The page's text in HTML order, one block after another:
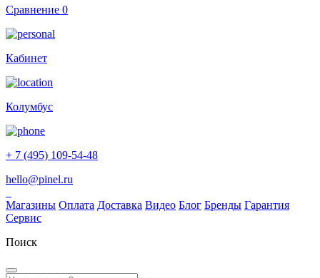
Сравнение 0
Кабинет
Колумбус
+ 7 (495) 109-54-48
hello@pinel.ru
Магазины Оплата Доставка Видео Блог Бренды Гарантия
Сервис
Поиск